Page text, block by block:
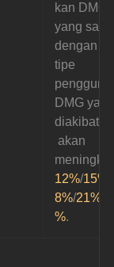
kan DMG
yang
dengan
tipe
DMG
akan
12%/15%
8%/21%
%.